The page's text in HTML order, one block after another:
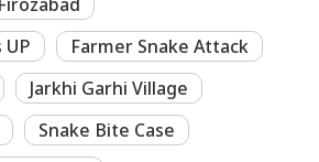
Farmer Snake Attack
Jarkhi Garhi Village
Snake Bite Case